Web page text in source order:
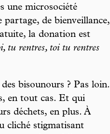
une microsociété
partage, de bienveillance,
la donation est
tu rentres, toi tu rentres
bisounours ? Pas loin.
en tout cas. Et qui
déchets, en plus. À
cliché stigmatisant